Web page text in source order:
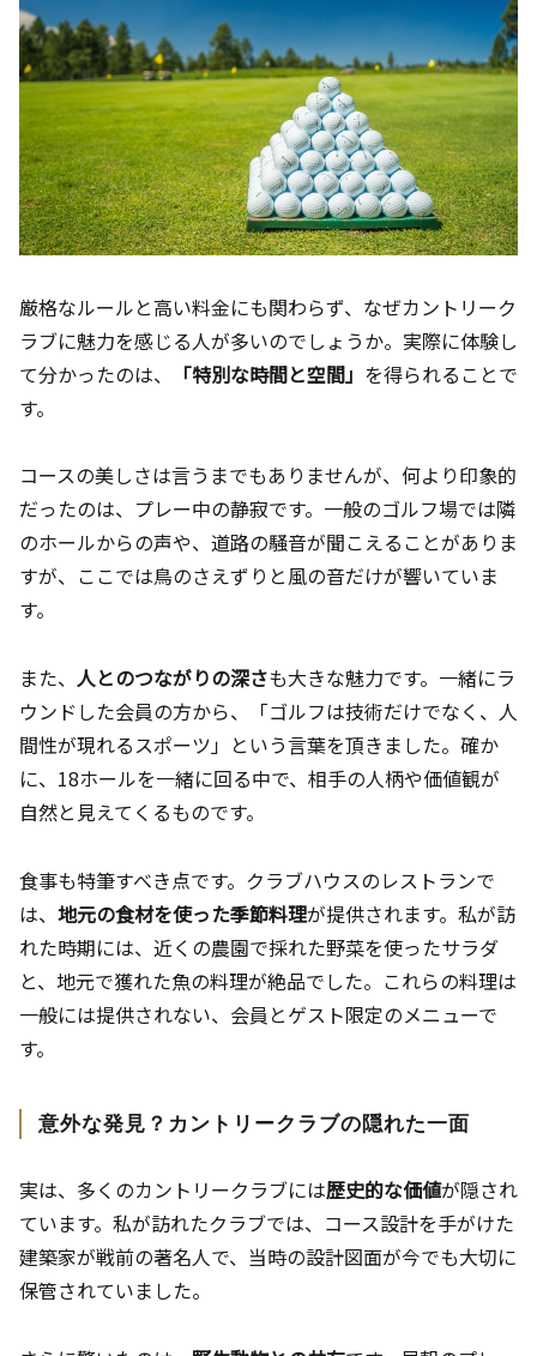
厳格なルールと高い料金にも関わらず、なぜカントリーク
ラブに魅力を感じる人が多いのでしょうか。実際に体験し
て分かったのは、
「特別な時間と空間」 を得られることで
す。
コースの美しさは言うまでもありませんが、何より印象的
だったのは、プレー中の静寂です。一般のゴルフ場では隣
のホールからの声や、道路の騒音が聞こえることがありま
すが、ここでは鳥のさえずりと風の音だけが響いていま
す。
また、 人とのつながりの深さも大きな魅力です。一緒にラ
ウンドした会員の方から、「ゴルフは技術だけでなく、人
間性が現れるスポーツ」という言葉を頂きました。確か
に、18ホールを一緒に回る中で、相手の人柄や価値観が
自然と見えてくるものです。
食事も特筆すべき点です。クラブハウスのレストランで
は、 地元の食材を使った季節料理が提供されます。私が訪
れた時期には、近くの農園で採れた野菜を使ったサラダ
と、地元で獲れた魚の料理が絶品でした。これらの料理は
一般には提供されない、会員とゲスト限定のメニューで
す。
意外な発見？カントリークラブの隠れた一面
実は、多くのカントリークラブには歴史的な価値が隠され
ています。私が訪れたクラブでは、コース設計を手がけた
建築家が戦前の著名人で、当時の設計図面が今でも大切に
保管されていました。